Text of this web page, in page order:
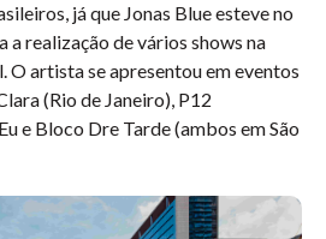
já que Jonas Blue esteve no
a realização de vários shows na
O artista se apresentou em eventos
(Rio de Janeiro), P12
e Bloco Dre Tarde (ambos em São